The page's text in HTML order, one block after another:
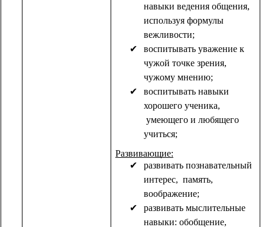
навыки ведения общения,
используя формулы
вежливости;
воспитывать уважение к
чужой точке зрения,
чужому мнению;
воспитывать навыки
хорошего ученика,
умеющего и любящего
учиться;
Развивающие:
развивать познавательный
интерес, память,
воображение;
развивать мыслительные
навыки: обобщение,